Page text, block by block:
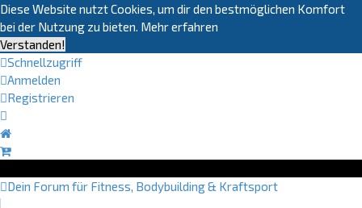
Diese Website nutzt Cookies, um dir den bestmöglichen Komfort
bei der Nutzung zu bieten. Mehr erfahren
Verstanden!
Schnellzugriff
Anmelden
Registrieren
Dein Forum für Fitness, Bodybuilding & Kraftsport